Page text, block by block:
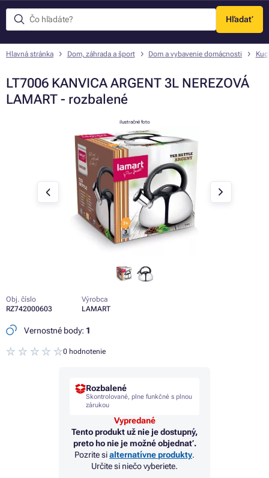
Hľadať
Menu
Hlavná stránka Dom, záhrada a šport Dom a vybavenie domácnosti
LT7006 KANVICA ARGENT 3L NEREZOVÁ
LAMART - rozbalené
ilustračné foto
Obj. číslo
RZ742000603
Výrobca
LAMART
Vernostné body: 1
0 hodnotenie
Rozbalené
Skontrolované, plne funkčné s plnou
zárukou
Vypredané
Tento produkt už nie je dostupný,
preto ho nie je možné objednať.
Pozrite sialternatívne produkty.
Určite si niečo vyberiete.